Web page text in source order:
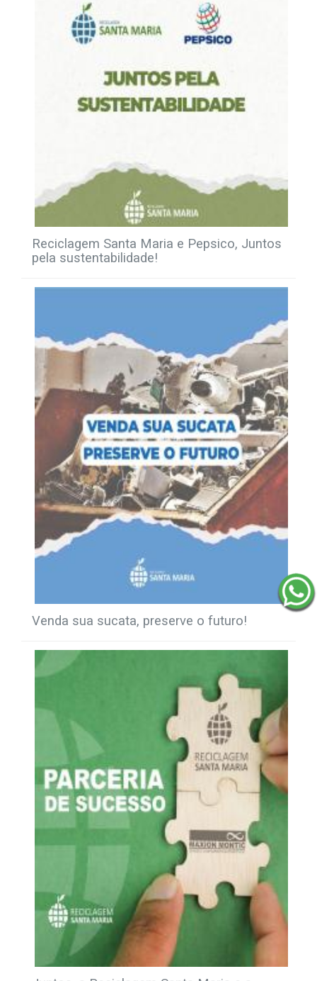
Reciclagem Santa Maria e Pepsico, Juntos
pela sustentabilidade!
Venda sua sucata, preserve o futuro!